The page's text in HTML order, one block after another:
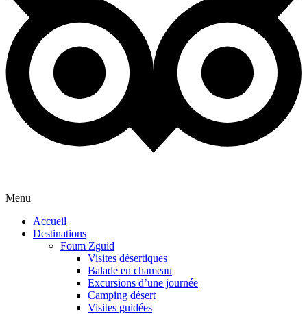
Menu
Accueil
Destinations
Foum Zguid
Visites désertiques
Balade en chameau
Excursions d’une journée
Camping désert
Visites guidées